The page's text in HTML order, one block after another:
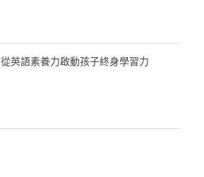
從英語素養力啟動孩子終身學習力